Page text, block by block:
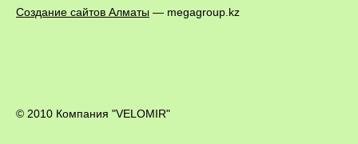
Создание сайтов Алматы — megagroup.kz
© 2010 Компания "VELOMIR"